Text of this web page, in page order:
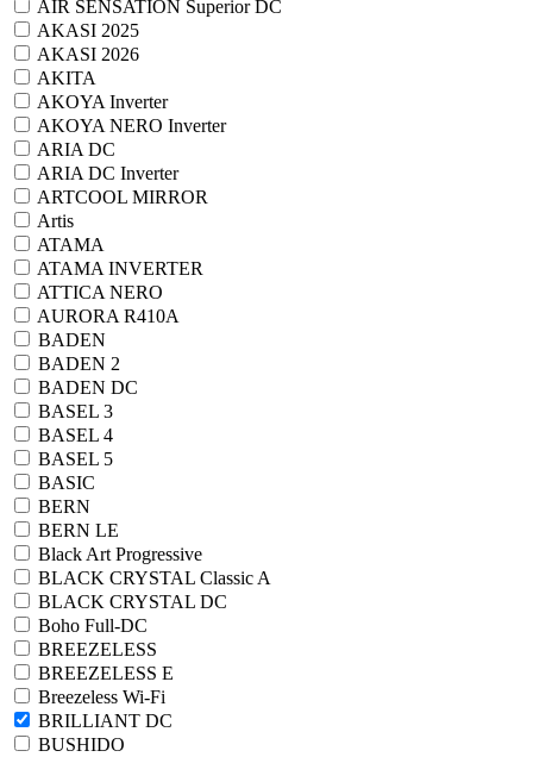
AIR SENSATION Superior DC
AKASI 2025
AKASI 2026
AKITA
AKOYA Inverter
AKOYA NERO Inverter
ARIA DC
ARIA DC Inverter
ARTCOOL MIRROR
Artis
ATAMA
ATAMA INVERTER
ATTICA NERO
AURORA R410A
BADEN
BADEN 2
BADEN DC
BASEL 3
BASEL 4
BASEL 5
BASIC
BERN
BERN LE
Black Art Progressive
BLACK CRYSTAL Classic A
BLACK CRYSTAL DC
Boho Full-DC
BREEZELESS
BREEZELESS E
Breezeless Wi-Fi
BRILLIANT DC
BUSHIDO